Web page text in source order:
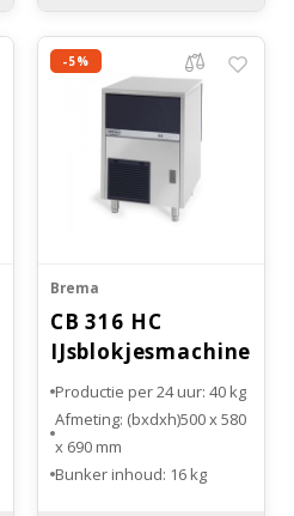
-5%
Brema
CB 316 HC
IJsblokjesmachine
RVS
Productie per 24 uur: 40 kg
Afmeting: (bxdxh)500 x 580
x 690 mm
Bunker inhoud: 16 kg